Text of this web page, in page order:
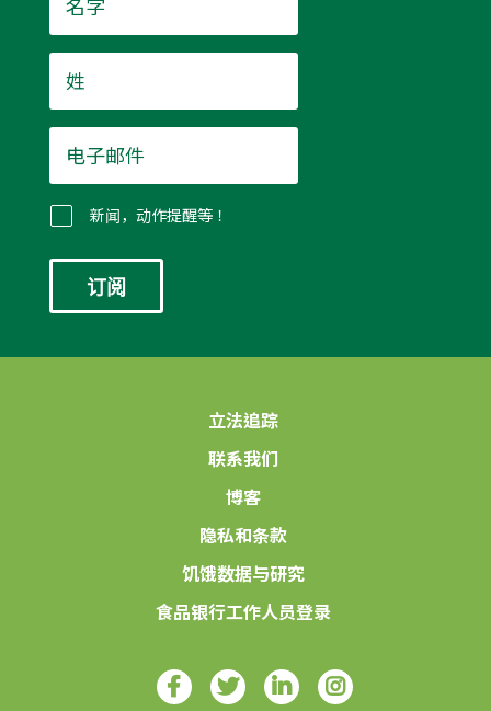
字
*
*
子
邮
件
新闻，动作提醒等！
立法追踪
联系我们
博客
隐私和条款
饥饿数据与研究
食品银行工作人员登录